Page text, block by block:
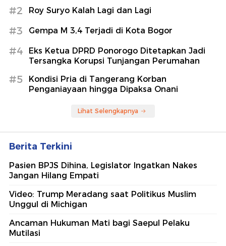
#2 Roy Suryo Kalah Lagi dan Lagi
#3 Gempa M 3,4 Terjadi di Kota Bogor
#4
Eks Ketua DPRD Ponorogo Ditetapkan Jadi
Tersangka Korupsi Tunjangan Perumahan
#5
Kondisi Pria di Tangerang Korban
Penganiayaan hingga Dipaksa Onani
Lihat Selengkapnya
Berita Terkini
Pasien BPJS Dihina, Legislator Ingatkan Nakes
Jangan Hilang Empati
Video: Trump Meradang saat Politikus Muslim
Unggul di Michigan
Ancaman Hukuman Mati bagi Saepul Pelaku
Mutilasi